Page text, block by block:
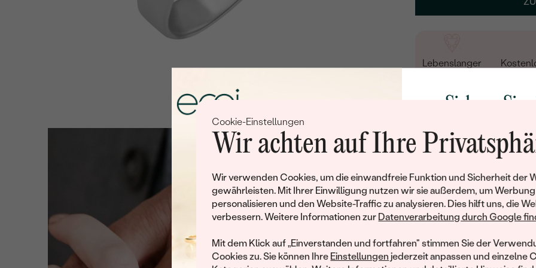
Cookie-Einstellungen
Wir achten auf Ihre
Wir verwenden Cookies, um die einwandfreie Funktion und Sicherheit der
gewährleisten. Mit Ihrer Einwilligung nutzen wir sie außerdem, um Werbung
personalisieren und den Website-Traffic zu analysieren. Dies hilft uns, die
verbessern. Weitere Informationen zur Datenverarbeitung durch Google
Mit dem Klick auf „Einverstanden und fortfahren" stimmen Sie der
Cookies zu. Sie können Ihre Einstellungen jederzeit anpassen und einzelne
Lebenslanger
DIAMANT
Produktdetails
Sichern Sie
Rabatt auf
Werden Sie Teil
und entdecken Sie die
gefertigten Schmucks
Ihren ersten